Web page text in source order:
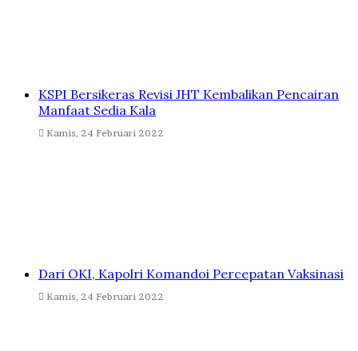
KSPI Bersikeras Revisi JHT Kembalikan Pencairan
Manfaat Sedia Kala
Kamis, 24 Februari 2022
Dari OKI, Kapolri Komandoi Percepatan Vaksinasi
Kamis, 24 Februari 2022